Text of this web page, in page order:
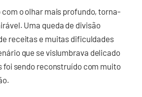
com o olhar mais profundo, torna-
Uma queda de divisão
receitas e muitas dificuldades
que se vislumbrava delicado
foi sendo reconstruído com muito